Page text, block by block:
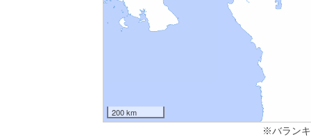
200 km
※バラン